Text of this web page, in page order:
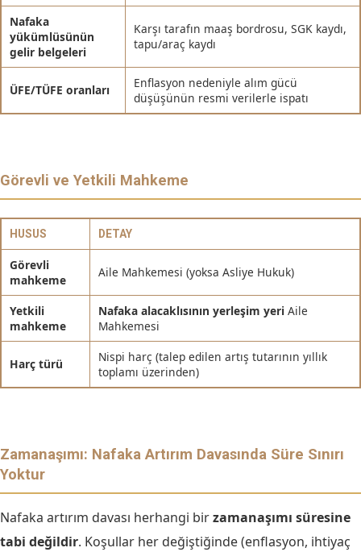
Nafaka
yükümlüsünün
gelir belgeleri
Karşı tarafın maaş bordrosu, SGK kaydı,
tapu/araç kaydı
ÜFE/TÜFE oranları
Enflasyon nedeniyle alım gücü
düşüşünün resmi verilerle ispatı
Görevli ve Yetkili Mahkeme
HUSUS DETAY
Görevli
mahkeme
Aile Mahkemesi (yoksa Asliye Hukuk)
Yetkili
mahkeme
Nafaka alacaklısının yerleşim yeri Aile
Mahkemesi
Harç türü
Nispi harç (talep edilen artış tutarının yıllık
toplamı üzerinden)
Zamanaşımı: Nafaka Artırım Davasında Süre Sınırı
Yoktur
Nafaka artırım davası herhangi birzamanaşımı süresine
tabi değildir. Koşullar her değiştiğinde (enflasyon, ihtiyaç